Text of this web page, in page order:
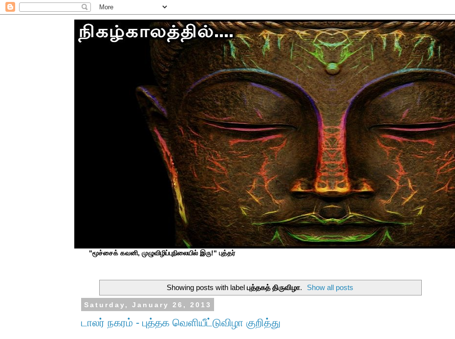
"மூச்சைக் கவனி, முழுவிழிப்புநிலையில் இரு!" புத்தர்
Showing posts with label புத்தகத் திருவிழா. Show all posts
Saturday, January 26, 2013
டாலர் நகரம் - புத்தக வெளியீட்டுவிழா குறித்து